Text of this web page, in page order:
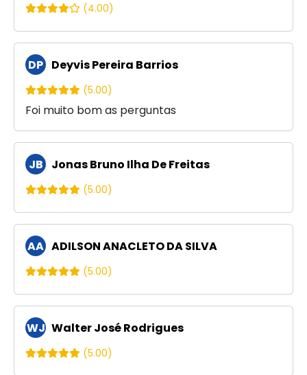
(4.00)
DP Deyvis Pereira Barrios
(5.00)
Foi muito bom as perguntas
JB Jonas Bruno Ilha De Freitas
(5.00)
AA ADILSON ANACLETO DA SILVA
(5.00)
WJ Walter José Rodrigues
(5.00)